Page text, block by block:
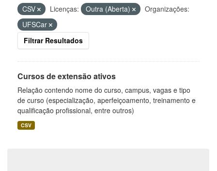
CSV
Licenças: Outra (Aberta)
Organizações:
UFSCar
Filtrar Resultados
Cursos de extensão ativos
Relação contendo nome do curso, campus, vagas e tipo
de curso (especialização, aperfeiçoamento, treinamento e
qualificação profissional, entre outros)
CSV